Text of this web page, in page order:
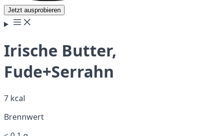
Jetzt ausprobieren
Irische Butter,
Fude+Serrahn
7 kcal
Brennwert